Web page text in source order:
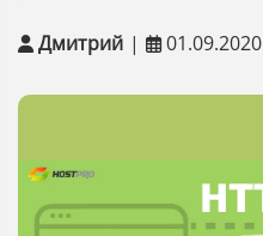
Дмитрий | 01.09.2020